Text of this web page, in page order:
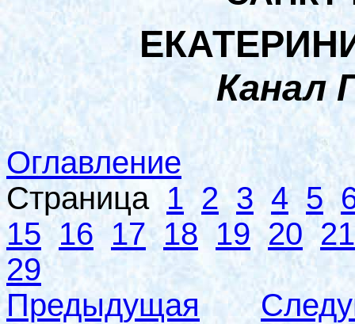
Канал
Оглавление
Страница 1 2 3 4 5
15 16 17 18 19 20 21
29
Предыдущая